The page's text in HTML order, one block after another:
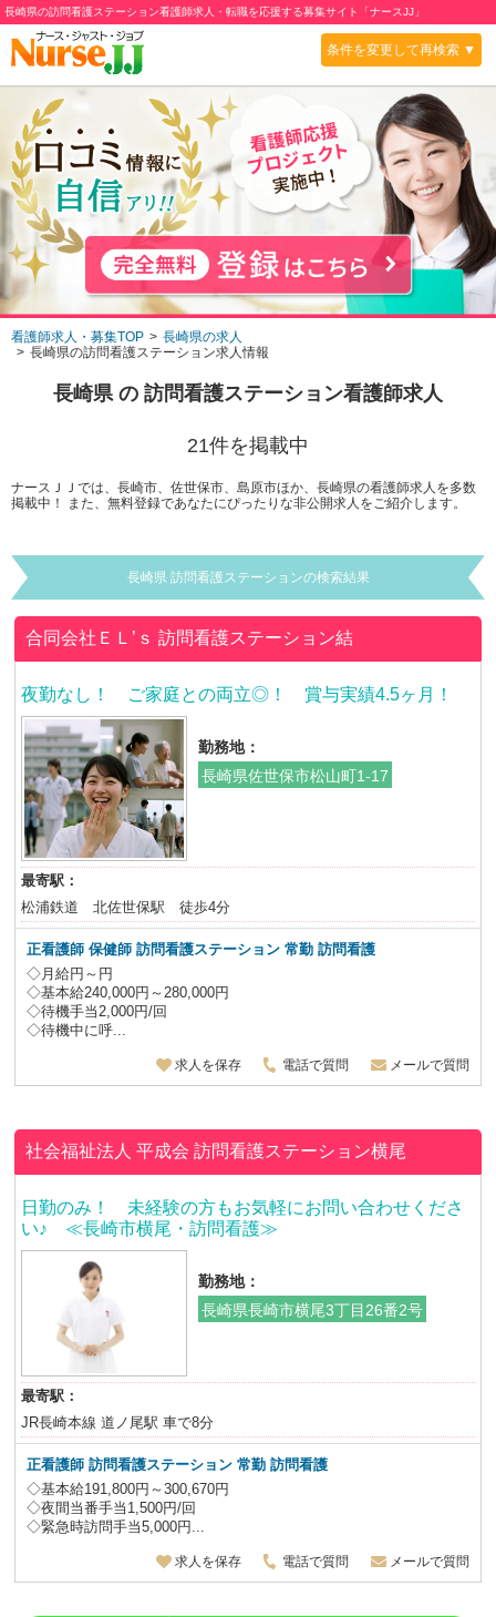
長崎県の訪問看護ステーション看護師求人・転職を応援する募集サイト「ナースJJ」
条件を変更して再検索 ▼
看護師求人・募集TOP
長崎県の求人
長崎県の訪問看護ステーション求人情報
長崎県の 訪問看護ステーション看護師求人
21件を掲載中
ナースＪＪでは、長崎市、佐世保市、島原市ほか、長崎県の看護師求人を多数
掲載中！ また、無料登録であなたにぴったりな非公開求人をご紹介します。
長崎県 訪問看護ステーションの検索結果
合同会社ＥＬ’ｓ訪問看護ステーション結
夜勤なし！ ご家庭との両立◎！ 賞与実績4.5ヶ月！
勤務地：
長崎県佐世保市松山町1-17
最寄駅：
松浦鉄道 北佐世保駅 徒歩4分
正看護師 保健師 訪問看護ステーション 常勤 訪問看護
◇月給円～円
◇基本給240,000円～280,000円
◇待機手当2,000円/回
◇待機中に呼...
求人を保存 電話で質問 メールで質問
社会福祉法人 平成会訪問看護ステーション横尾
日勤のみ！ 未経験の方もお気軽にお問い合わせくださ
い♪ ≪長崎市横尾・訪問看護≫
勤務地：
長崎県長崎市横尾3丁目26番2号
最寄駅：
JR長崎本線 道ノ尾駅 車で8分
正看護師訪問看護ステーション 常勤 訪問看護
◇基本給191,800円～300,670円
◇夜間当番手当1,500円/回
◇緊急時訪問手当5,000円...
求人を保存 電話で質問 メールで質問